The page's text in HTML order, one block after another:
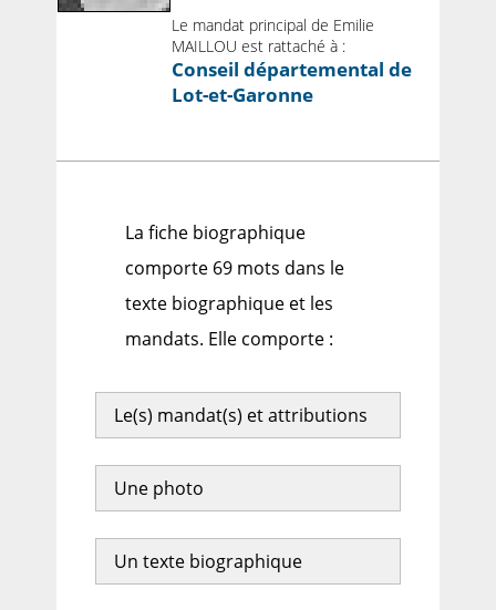
Le mandat principal de Emilie
MAILLOU est rattaché à :
Conseil départemental de
Lot-et-Garonne
La fiche biographique
comporte 69 mots dans le
texte biographique et les
mandats. Elle comporte :
Le(s) mandat(s) et attributions
Une photo
Un texte biographique